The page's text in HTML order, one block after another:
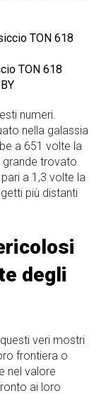
TON 618
numeri.
nella galassia
a 651 volte la
grande trovato
a 1,3 volte la
più distanti
degli
veri mostri
frontiera o
nel valore
ai loro